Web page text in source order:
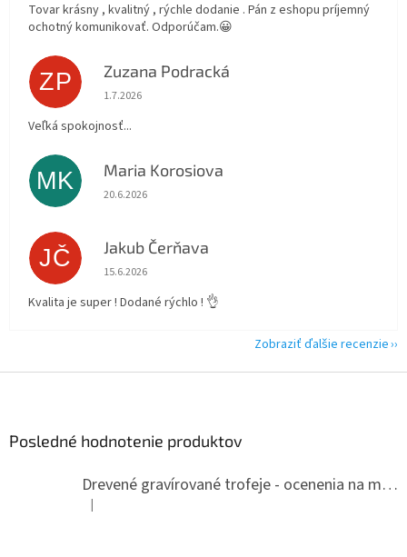
Tovar krásny , kvalitný , rýchle dodanie . Pán z eshopu príjemný
ochotný komunikovať. Odporúčam.😀
ZP Zuzana Podracká
Hodnotenie obchodu je 5 z 5 hviezdičiek.
1.7.2026
Veľká spokojnosť...
MK Maria Korosiova
Hodnotenie obchodu je 5 z 5 hviezdičiek.
20.6.2026
JČ Jakub Čerňava
Hodnotenie obchodu je 5 z 5 hviezdičiek.
15.6.2026
Kvalita je super ! Dodané rýchlo ! 👌
Zobraziť ďalšie recenzie
Posledné hodnotenie produktov
Drevené gravírované trofeje - ocenenia na mieru
Hodnotenie produktu je 5 z 5 hviezdičiek.
|